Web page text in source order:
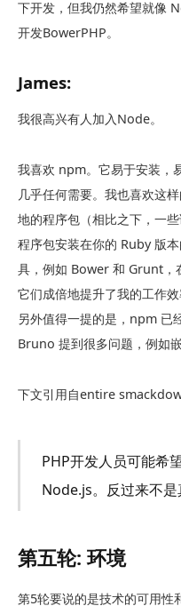
下开发，但我仍然希望就像
开发BowerPHP。
James:
我很高兴有人加入Node。
我喜欢 npm。它易于安装，
几乎任何需要。我也喜欢这
地的程序包（相比之下，一
程序包安装在你的 Ruby 版
具，例如 Bower 和 Grunt，
它们成倍地提升了我的工作效
另外值得一提的是，npm 已
Bruno 提到很多问题，例如
下文引用自entire
PHP开发人员可能希
Node.js。反过来不是
第五轮: 环境
第5轮要说的是技术的可用性